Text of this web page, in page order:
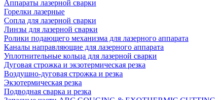
Аппараты лазерной сварки
Горелки лазерные
Сопла для лазерной сварки
Линзы для лазерной сварки
Ролики подающего механизма для лазерного аппарата
Каналы направляющие для лазерного аппарата
Уплотнительные кольца для лазерной сварки
Дуговая строжка и экзотермическая резка
Воздушно-дуговая строжка и резка
Экзотермическая резка
Подводная сварка и резка